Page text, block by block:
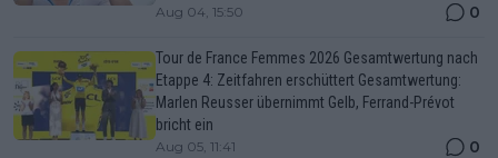
Aug 04, 15:50 0
Tour de France Femmes 2026 Gesamtwertung nach
Etappe 4: Zeitfahren erschüttert Gesamtwertung:
Marlen Reusser übernimmt Gelb, Ferrand-Prévot
bricht ein
Aug 05, 11:41 0